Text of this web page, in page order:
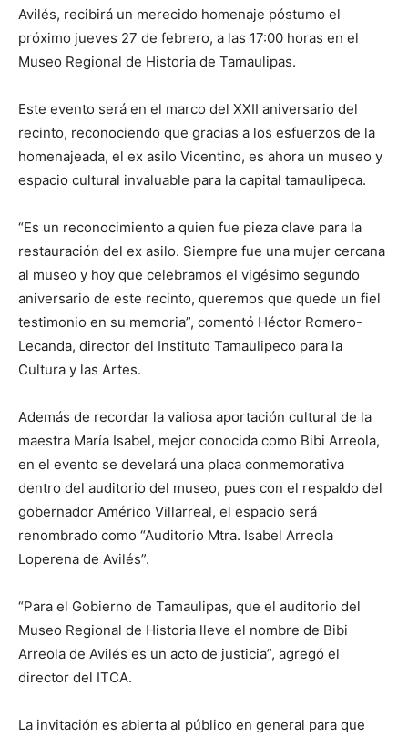
Avilés, recibirá un merecido homenaje póstumo el
próximo jueves 27 de febrero, a las 17:00 horas en el
Museo Regional de Historia de Tamaulipas.
Este evento será en el marco del XXII aniversario del
recinto, reconociendo que gracias a los esfuerzos de la
homenajeada, el ex asilo Vicentino, es ahora un museo y
espacio cultural invaluable para la capital tamaulipeca.
“Es un reconocimiento a quien fue pieza clave para la
restauración del ex asilo. Siempre fue una mujer cercana
al museo y hoy que celebramos el vigésimo segundo
aniversario de este recinto, queremos que quede un fiel
testimonio en su memoria”, comentó Héctor Romero-
Lecanda, director del Instituto Tamaulipeco para la
Cultura y las Artes.
Además de recordar la valiosa aportación cultural de la
maestra María Isabel, mejor conocida como Bibi Arreola,
en el evento se develará una placa conmemorativa
dentro del auditorio del museo, pues con el respaldo del
gobernador Américo Villarreal, el espacio será
renombrado como “Auditorio Mtra. Isabel Arreola
Loperena de Avilés”.
“Para el Gobierno de Tamaulipas, que el auditorio del
Museo Regional de Historia lleve el nombre de Bibi
Arreola de Avilés es un acto de justicia”, agregó el
director del ITCA.
La invitación es abierta al público en general para que